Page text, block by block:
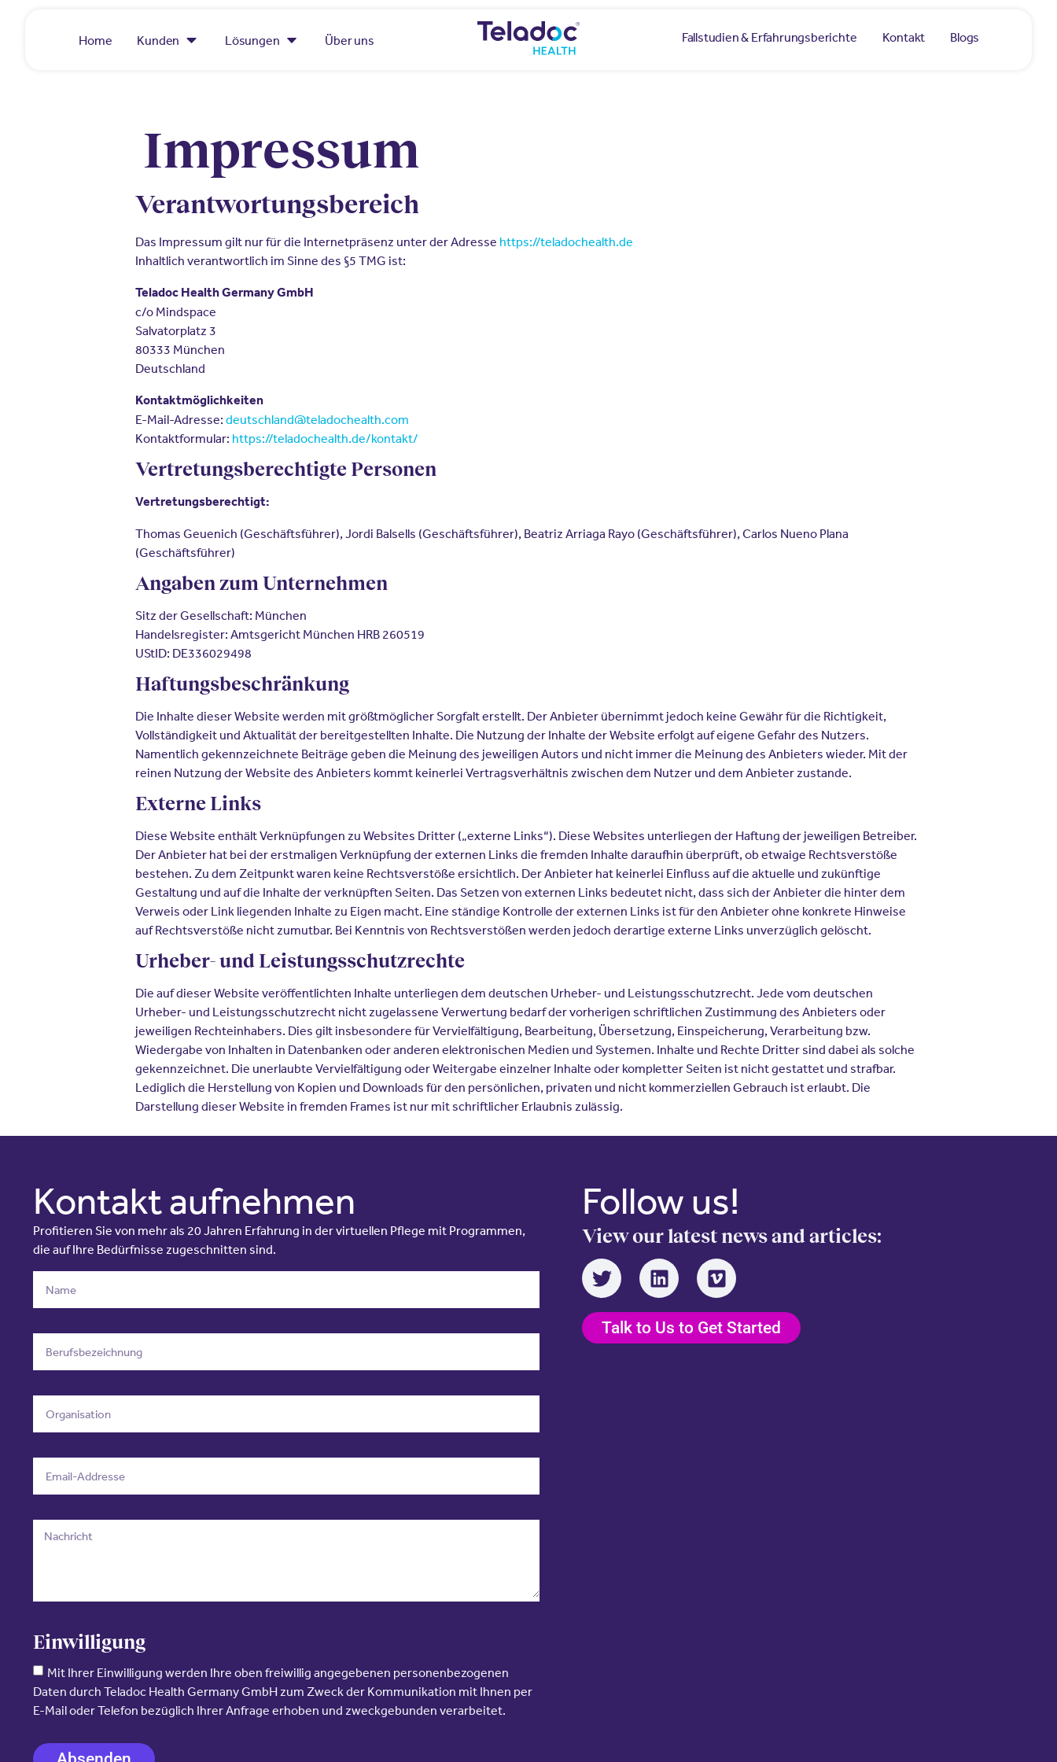
Home Kunden Lösungen Über uns Fallstudien & Erfahrungsberichte Kontakt Blogs
Impressum
Verantwortungsbereich
Das Impressum gilt nur für die Internetpräsenz unter der Adresse https://teladochealth.de
Inhaltlich verantwortlich im Sinne des §5 TMG ist:
Teladoc Health Germany GmbH
c/o Mindspace
Salvatorplatz 3
80333 München
Deutschland
Kontaktmöglichkeiten
E-Mail-Adresse: deutschland@teladochealth.com
Kontaktformular: https://teladochealth.de/kontakt/
Vertretungsberechtigte Personen
Vertretungsberechtigt:
Thomas Geuenich (Geschäftsführer), Jordi Balsells (Geschäftsführer), Beatriz Arriaga Rayo (Geschäftsführer), Carlos Nueno Plana
(Geschäftsführer)
Angaben zum Unternehmen
Sitz der Gesellschaft: München
Handelsregister: Amtsgericht München HRB 260519
UStID: DE336029498
Haftungsbeschränkung
Die Inhalte dieser Website werden mit größtmöglicher Sorgfalt erstellt. Der Anbieter übernimmt jedoch keine Gewähr für die Richtigkeit,
Vollständigkeit und Aktualität der bereitgestellten Inhalte. Die Nutzung der Inhalte der Website erfolgt auf eigene Gefahr des Nutzers.
Namentlich gekennzeichnete Beiträge geben die Meinung des jeweiligen Autors und nicht immer die Meinung des Anbieters wieder. Mit der
reinen Nutzung der Website des Anbieters kommt keinerlei Vertragsverhältnis zwischen dem Nutzer und dem Anbieter zustande.
Externe Links
Diese Website enthält Verknüpfungen zu Websites Dritter („externe Links“). Diese Websites unterliegen der Haftung der jeweiligen Betreiber.
Der Anbieter hat bei der erstmaligen Verknüpfung der externen Links die fremden Inhalte daraufhin überprüft, ob etwaige Rechtsverstöße
bestehen. Zu dem Zeitpunkt waren keine Rechtsverstöße ersichtlich. Der Anbieter hat keinerlei Einfluss auf die aktuelle und zukünftige
Gestaltung und auf die Inhalte der verknüpften Seiten. Das Setzen von externen Links bedeutet nicht, dass sich der Anbieter die hinter dem
Verweis oder Link liegenden Inhalte zu Eigen macht. Eine ständige Kontrolle der externen Links ist für den Anbieter ohne konkrete Hinweise
auf Rechtsverstöße nicht zumutbar. Bei Kenntnis von Rechtsverstößen werden jedoch derartige externe Links unverzüglich gelöscht.
Urheber- und Leistungsschutzrechte
Die auf dieser Website veröffentlichten Inhalte unterliegen dem deutschen Urheber- und Leistungsschutzrecht. Jede vom deutschen
Urheber- und Leistungsschutzrecht nicht zugelassene Verwertung bedarf der vorherigen schriftlichen Zustimmung des Anbieters oder
jeweiligen Rechteinhabers. Dies gilt insbesondere für Vervielfältigung, Bearbeitung, Übersetzung, Einspeicherung, Verarbeitung bzw.
Wiedergabe von Inhalten in Datenbanken oder anderen elektronischen Medien und Systemen. Inhalte und Rechte Dritter sind dabei als solche
gekennzeichnet. Die unerlaubte Vervielfältigung oder Weitergabe einzelner Inhalte oder kompletter Seiten ist nicht gestattet und strafbar.
Lediglich die Herstellung von Kopien und Downloads für den persönlichen, privaten und nicht kommerziellen Gebrauch ist erlaubt. Die
Darstellung dieser Website in fremden Frames ist nur mit schriftlicher Erlaubnis zulässig.
Kontakt aufnehmen
Profitieren Sie von mehr als 20 Jahren Erfahrung in der virtuellen Pflege mit Programmen,
die auf Ihre Bedürfnisse zugeschnitten sind.
Einwilligung
Mit Ihrer Einwilligung werden Ihre oben freiwillig angegebenen personenbezogenen
Daten durch Teladoc Health Germany GmbH zum Zweck der Kommunikation mit Ihnen per
E-Mail oder Telefon bezüglich Ihrer Anfrage erhoben und zweckgebunden verarbeitet.
Follow us!
View our latest news and articles:
Talk to Us to Get Started